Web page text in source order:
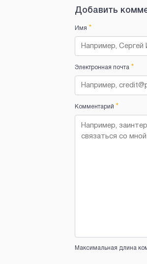
Добавить
Имя *
Электронная почта*
Комментарий *
Максимальная длина